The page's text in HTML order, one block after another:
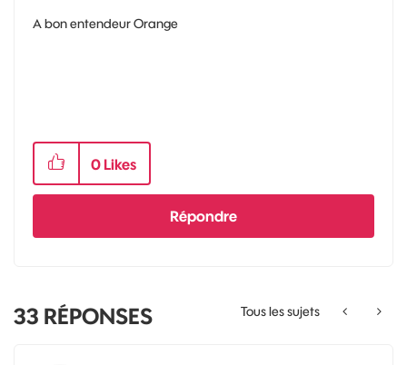
A bon entendeur Orange
0 Likes
Répondre
Tous les sujets
33 RÉPONSES